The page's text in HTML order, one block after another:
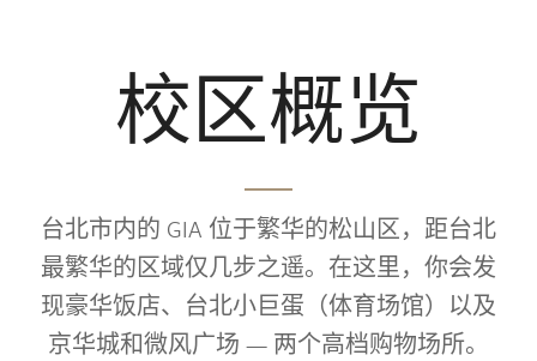
校区概览
台北市内的 GIA 位于繁华的松山区，距台北
最繁华的区域仅几步之遥。在这里，你会发
现豪华饭店、台北小巨蛋（体育场馆）以及
京华城和微风广场 — 两个高档购物场所。